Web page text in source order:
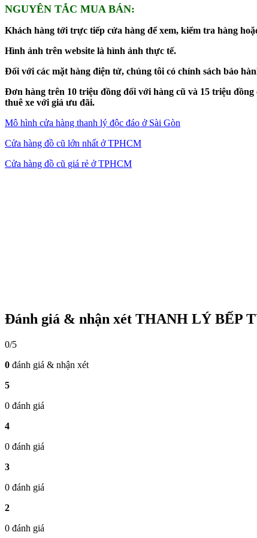
NGUYÊN TẮC MUA BÁN:
Khách hàng tới trực tiếp cửa hàng để xem, kiểm tra hàng
Hình ảnh trên website là hình ảnh thực tế.
Đối với các mặt hàng điện tử, chúng tôi có chính sách bảo
Đơn hàng trên 10 triệu đồng đối với hàng cũ và 15 triệu
thuê xe với giá ưu đãi.
Mô hình cửa hàng thanh lý độc đáo ở Sài Gòn
Cửa hàng đồ cũ lớn nhất ở TPHCM
Cửa hàng đồ cũ giá rẻ ở TPHCM
Đánh giá & nhận xét THANH LÝ BẾP
0/5
0 đánh giá & nhận xét
5
0 đánh giá
4
0 đánh giá
3
0 đánh giá
2
0 đánh giá